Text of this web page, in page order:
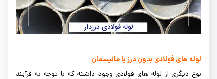
لوله های فولادی بدون درز یا مانیسمان
نوع دیگری از لوله های فولادی وجود داشته که با توجه به فرآیند